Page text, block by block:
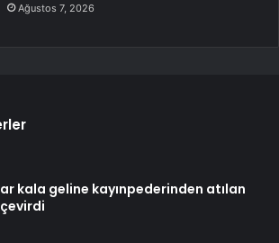
Ağustos 7, 2026
kala geline kayınpederinden atılan